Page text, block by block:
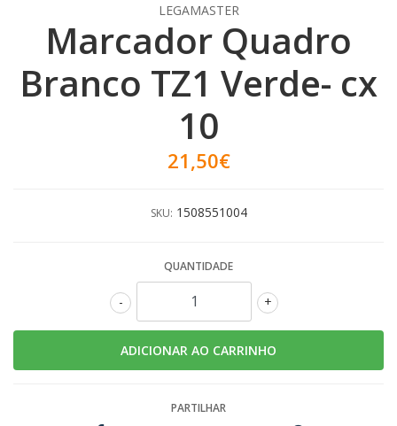
LEGAMASTER
Marcador Quadro
Branco TZ1 Verde- cx
10
21,50€
SKU: 1508551004
QUANTIDADE
+
-
PARTILHAR